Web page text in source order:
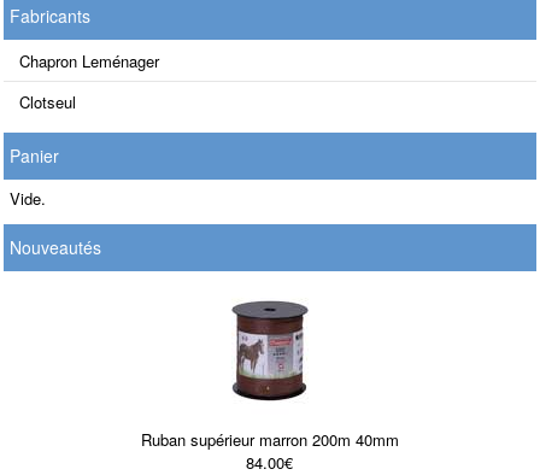
Fabricants
Chapron Leménager
Clotseul
Panier
Vide.
Nouveautés
Ruban supérieur marron 200m 40mm
84.00€